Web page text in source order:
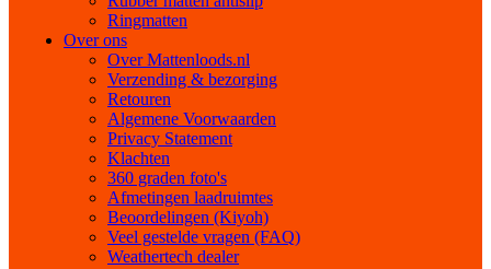
Ringmatten
Over ons
Over Mattenloods.nl
Verzending & bezorging
Retouren
Algemene Voorwaarden
Privacy Statement
Klachten
360 graden foto's
Afmetingen laadruimtes
Beoordelingen (Kiyoh)
Veel gestelde vragen (FAQ)
Weathertech dealer